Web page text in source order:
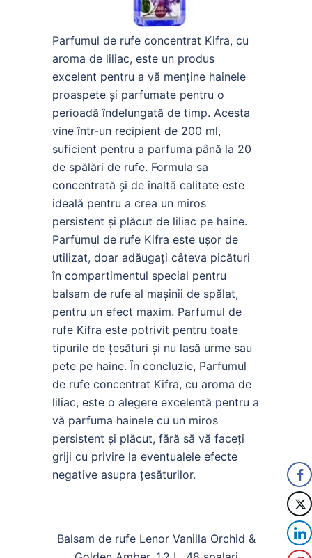
Parfumul de rufe concentrat Kifra, cu
aroma de liliac, este un produs
excelent pentru a vă menține hainele
proaspete și parfumate pentru o
perioadă îndelungată de timp. Acesta
vine într-un recipient de 200 ml,
suficient pentru a parfuma până la 20
de spălări de rufe. Formula sa
concentrată și de înaltă calitate este
ideală pentru a crea un miros
persistent și plăcut de liliac pe haine.
Parfumul de rufe Kifra este ușor de
utilizat, doar adăugați câteva picături
în compartimentul special pentru
balsam de rufe al mașinii de spălat,
pentru un efect maxim. Parfumul de
rufe Kifra este potrivit pentru toate
tipurile de țesături și nu lasă urme sau
pete pe haine. În concluzie, Parfumul
de rufe concentrat Kifra, cu aroma de
liliac, este o alegere excelentă pentru a
vă parfuma hainele cu un miros
persistent și plăcut, fără să vă faceți
griji cu privire la eventualele efecte
negative asupra țesăturilor.
Balsam de rufe Lenor Vanilla Orchid &